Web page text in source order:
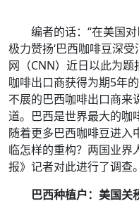
编者的话：“在美国
极力赞扬‘巴西咖啡豆深
网（CNN）近日以此为
咖啡出口商获得为期5年
不展的巴西咖啡出口商来
道。巴西是世界最大的咖
随着更多巴西咖啡豆进入
临怎样的重构？两国业界
报》记者对此进行了调查。
巴西种植户：美国关